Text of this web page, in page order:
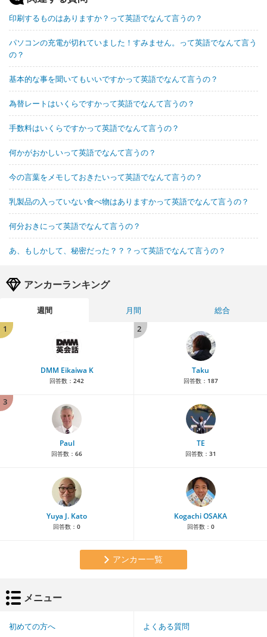
印刷するものはありますか？って英語でなんて言うの？
パソコンの充電が切れていました！すみません。って英語でなんて言う
の？
基本的な事を聞いてもいいですかって英語でなんて言うの？
為替レートはいくらですかって英語でなんて言うの？
手数料はいくらですかって英語でなんて言うの？
何かがおかしいって英語でなんて言うの？
今の言葉をメモしておきたいって英語でなんて言うの？
乳製品の入っていない食べ物はありますかって英語でなんて言うの？
何分おきにって英語でなんて言うの？
あ、もしかして、秘密だった？？？って英語でなんて言うの？
アンカーランキング
週間 月間
総合
1
DMM Eikaiwa K
回答数： 242
2
Taku
回答数： 187
3
Paul
回答数： 66
TE
回答数： 31
Yuya J. Kato
回答数： 0
Kogachi OSAKA
回答数： 0
アンカー一覧
メニュー
初めての方へ よくある質問